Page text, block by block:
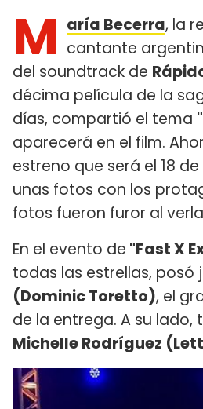
M aría Becerra, la
cantante
del soundtrack de
décima película de la
días, compartió el tema
aparecerá en el film.
estreno que será el 18
unas fotos con los
fotos fueron furor al
En el evento de "Fast X
todas las estrellas, posó
(Dominic Toretto), el
de la entrega. A su lado,
Michelle Rodríguez